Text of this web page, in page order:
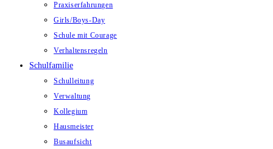
Praxiserfahrungen
Girls/Boys-Day
Schule mit Courage
Verhaltensregeln
Schulfamilie
Schulleitung
Verwaltung
Kollegium
Hausmeister
Busaufsicht